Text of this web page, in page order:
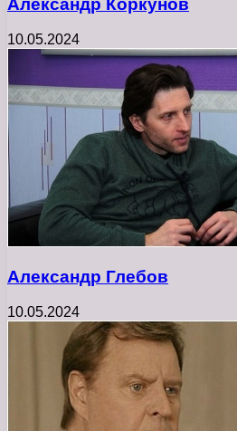
Александр Коркунов
10.05.2024
Александр Глебов
10.05.2024